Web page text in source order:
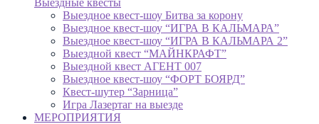
Выездные квесты
Выездное квест-шоу Битва за корону
Выездное квест-шоу “ИГРА В КАЛЬМАРА”
Выездное квест-шоу “ИГРА В КАЛЬМАРА 2”
Выездной квест “МАЙНКРАФТ”
Выездной квест АГЕНТ 007
Выездное квест-шоу “ФОРТ БОЯРД”
Квест-шутер “Зарница”
Игра Лазертаг на выезде
МЕРОПРИЯТИЯ